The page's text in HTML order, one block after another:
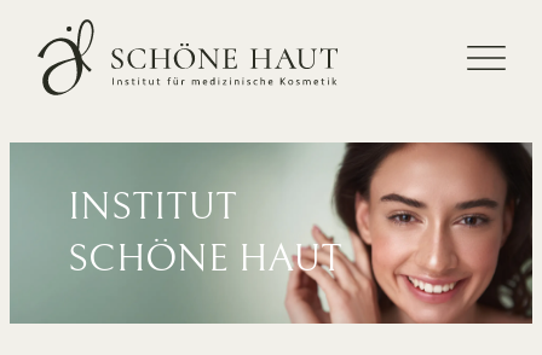
Inhalt
springen
INSTITUT
SCHÖNE HAUT